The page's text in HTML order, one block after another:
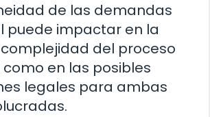
de las demandas
puede impactar en la
del proceso
como en las posibles
legales para ambas